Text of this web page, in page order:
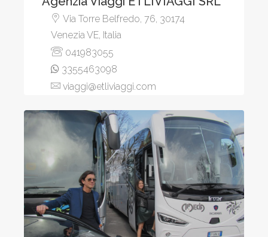
Via Torre Belfredo, 76, 30174
Venezia VE, Italia
041983055
3355463098
viaggi@etliviaggi.com